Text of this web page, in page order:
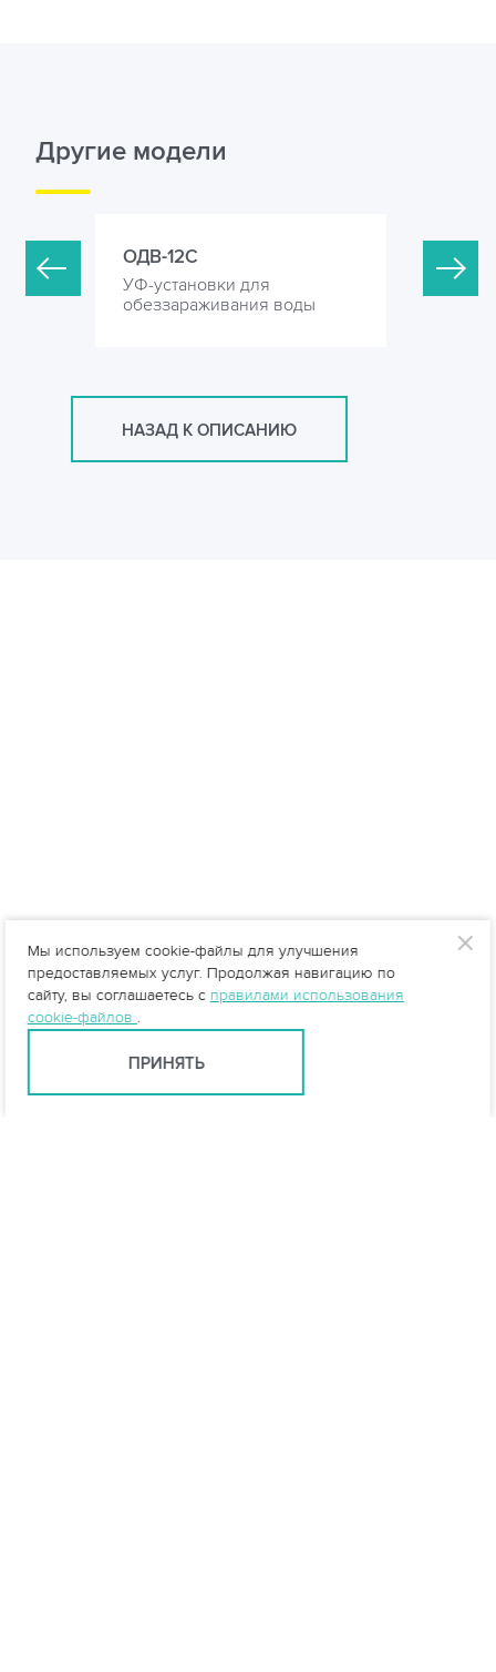
Другие модели
ОДВ-12С
УФ-установки для
обеззараживания воды
ОДВ-20С
УФ-
НАЗАД К ОПИСАНИЮ
Мы используем cookie-файлы для улучшения
предоставляемых услуг. Продолжая навигацию по
сайту, вы соглашаетесь с правилами использования
cookie-файлов .
ПРИНЯТЬ